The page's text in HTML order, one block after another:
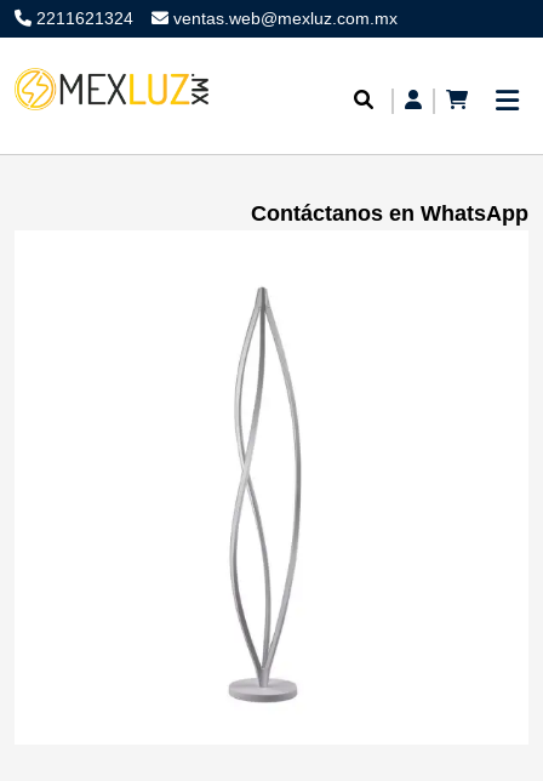
2211621324 ventas.web@mexluz.com.mx
Contáctanos en WhatsApp